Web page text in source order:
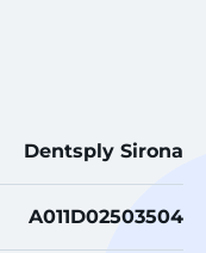
Dentsply Sirona
A011D02503504